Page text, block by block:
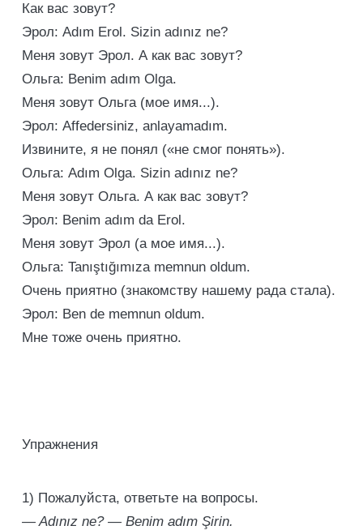
Как вас зовут?
Эрол: Adım Erol. Sizin adınız ne?
Меня зовут Эрол. А как вас зовут?
Ольга: Benim adım Olga.
Меня зовут Ольга (мое имя...).
Эрол: Affedersiniz, anlayamadım.
Извините, я не понял («не смог понять»).
Ольга: Adım Olga. Sizin adınız ne?
Меня зовут Ольга. А как вас зовут?
Эрол: Benim adım da Erol.
Меня зовут Эрол (а мое имя...).
Ольга: Tanıştığımıza memnun oldum.
Очень приятно (знакомству нашему рада стала).
Эрол: Ben de memnun oldum.
Мне тоже очень приятно.
Упражнения
1) Пожалуйста, ответьте на вопросы.
— Adınız ne? — Benim adım Şirin.